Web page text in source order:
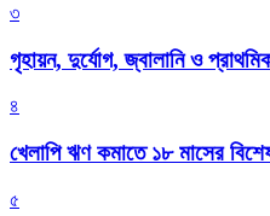
৩
গৃহায়ন, দুর্যোগ, জ্বালানি ও
৪
খেলাপি ঋণ কমাতে ১৮ মাসের
৫